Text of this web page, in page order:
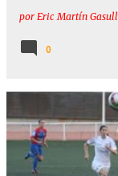
por Eric Martín
0